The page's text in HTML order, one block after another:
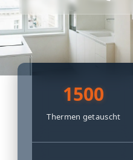
1500
Thermen getauscht